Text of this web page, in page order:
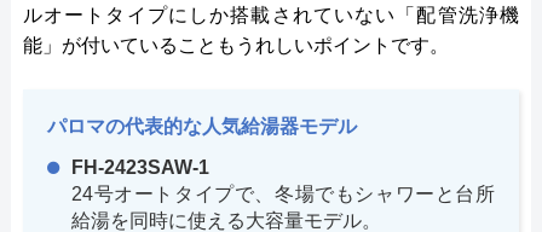
ルオートタイプにしか搭載されていない「配管洗浄機
能」が付いていることもうれしいポイントです。
パロマの代表的な人気給湯器モデル
FH-2423SAW-1
24号オートタイプで、冬場でもシャワーと台所
給湯を同時に使える大容量モデル。